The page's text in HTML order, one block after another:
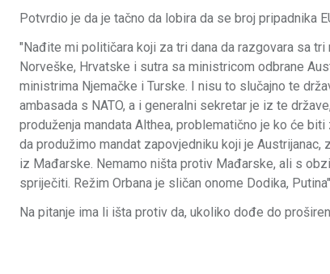
Potvrdio je da je tačno da lobira da se broj pripadnika
"Nađite mi političara koji za tri dana da razgovara sa
Norveške, Hrvatske i sutra sa ministricom odbrane
ministrima Njemačke i Turske. I nisu to slučajno te
ambasada s NATO, a i generalni sekretar je iz te
produženja mandata Althea, problematično je ko će
da produžimo mandat zapovjedniku koji je
iz Mađarske. Nemamo ništa protiv Mađarske, ali s
spriječiti. Režim Orbana je sličan onome Dodika,
Na pitanje ima li išta protiv da, ukoliko dođe do